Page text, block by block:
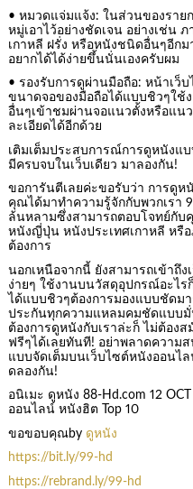
• หมวดแจ่มแจ้ง: ในส่วนของราย
หมู่เอาไว้อย่างชัดเจน อย่างเช่น
เกาหลี ฝรั่ง หรือหนังชนิดอื่นๆอีก
อยากได้ได้ง่ายขึ้นนั่นเองครับผม
• รองรับการดูผ่านมือถือ: หน้าเว็
ขนาดจอของมือถือได้แบบชิวๆใช้
อื่นๆเข้าชมผ่านจอแนวตั้งหรือแน
ละเอียดได้อีกด้วย
เติมเต็มประสบการณ์การดูหนังแ
มีครบจบในเว็บเดียว มาลองกัน!
ขอการันตีเลยค่ะขอรับว่า การดูห
คุณได้มาทำความรู้จักกับพวกเรา
ล้นหลามซึ่งสามารถตอบโจทย์กับ
หนังญี่ปุ่น หนังประเทศเกาหลี หรื
ต้องการ
นอกเหนือจากนี้ ยังสามารถเข้าถึ
ง่ายๆ ใช้งานบนวัสดุอุปกรณ์อะไร
ได้แบบชิวๆต้องการมองแบบชัดม
ประกันทุกความแหลมคมชัดแบบมั่
ต้องการดูหนังกับเราล่ะก็ ไม่ต้อง
ฟรีๆได้เลยทันที! อย่าพลาดความ
แบบจัดเต็มบนเว็บไซต์หนังออน
ดลองกัน!
อนิเมะ ดูหนัง 88-Hd.com 12
ออนไลน์ หนังฮิต Top 10
ขอขอบคุณby ดูหนัง
https://bit.ly/99-hd
https://rebrand.ly/99-hd